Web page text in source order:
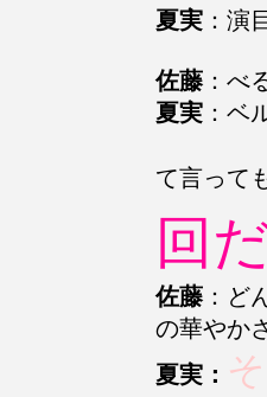
夏実 ：演
佐藤 ：べ
夏実 ：ベ
て言って
回
佐藤 ：ど
の華やか
夏実：